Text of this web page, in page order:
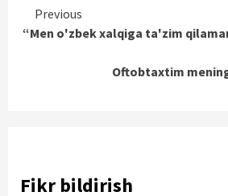
Continue
Reading
Previous
“Men o'zbek xalqiga ta'zim
Oftobtaxtim
Fikr bildirish